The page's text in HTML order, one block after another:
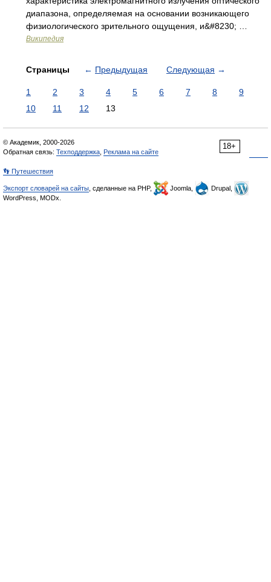
диапазона, определяемая на основании возникающего
физиологического зрительного ощущения, и&#8230; …
Википедия
Страницы ← Предыдущая Следующая →
1 2 3 4 5 6 7 8
9
10
11 12 13
18+
© Академик, 2000-2026
Обратная связь: Техподдержка Реклама на сайте
👣 Путешествия
Экспорт словарей на сайты , сделанные на PHP, Joomla,
Drupal,
WordPress, MODx.